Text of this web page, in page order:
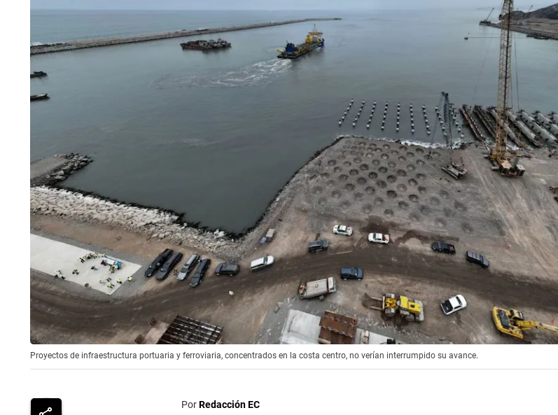
Proyectos de infraestructura portuaria y ferroviaria, concentrados en la costa centro, no verían interrumpido su avance.
PorRedacción EC